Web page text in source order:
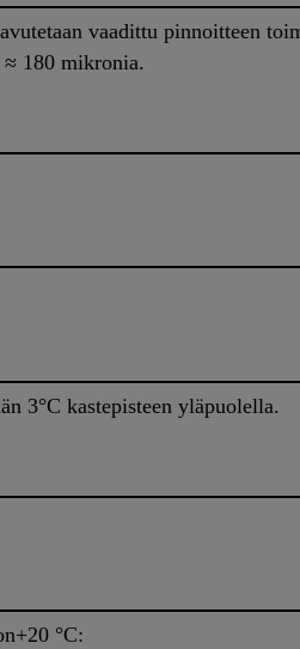
vaadittu pinnoitteen
180 mikronia.
3°C kastepisteen yläpuolella.
°C: